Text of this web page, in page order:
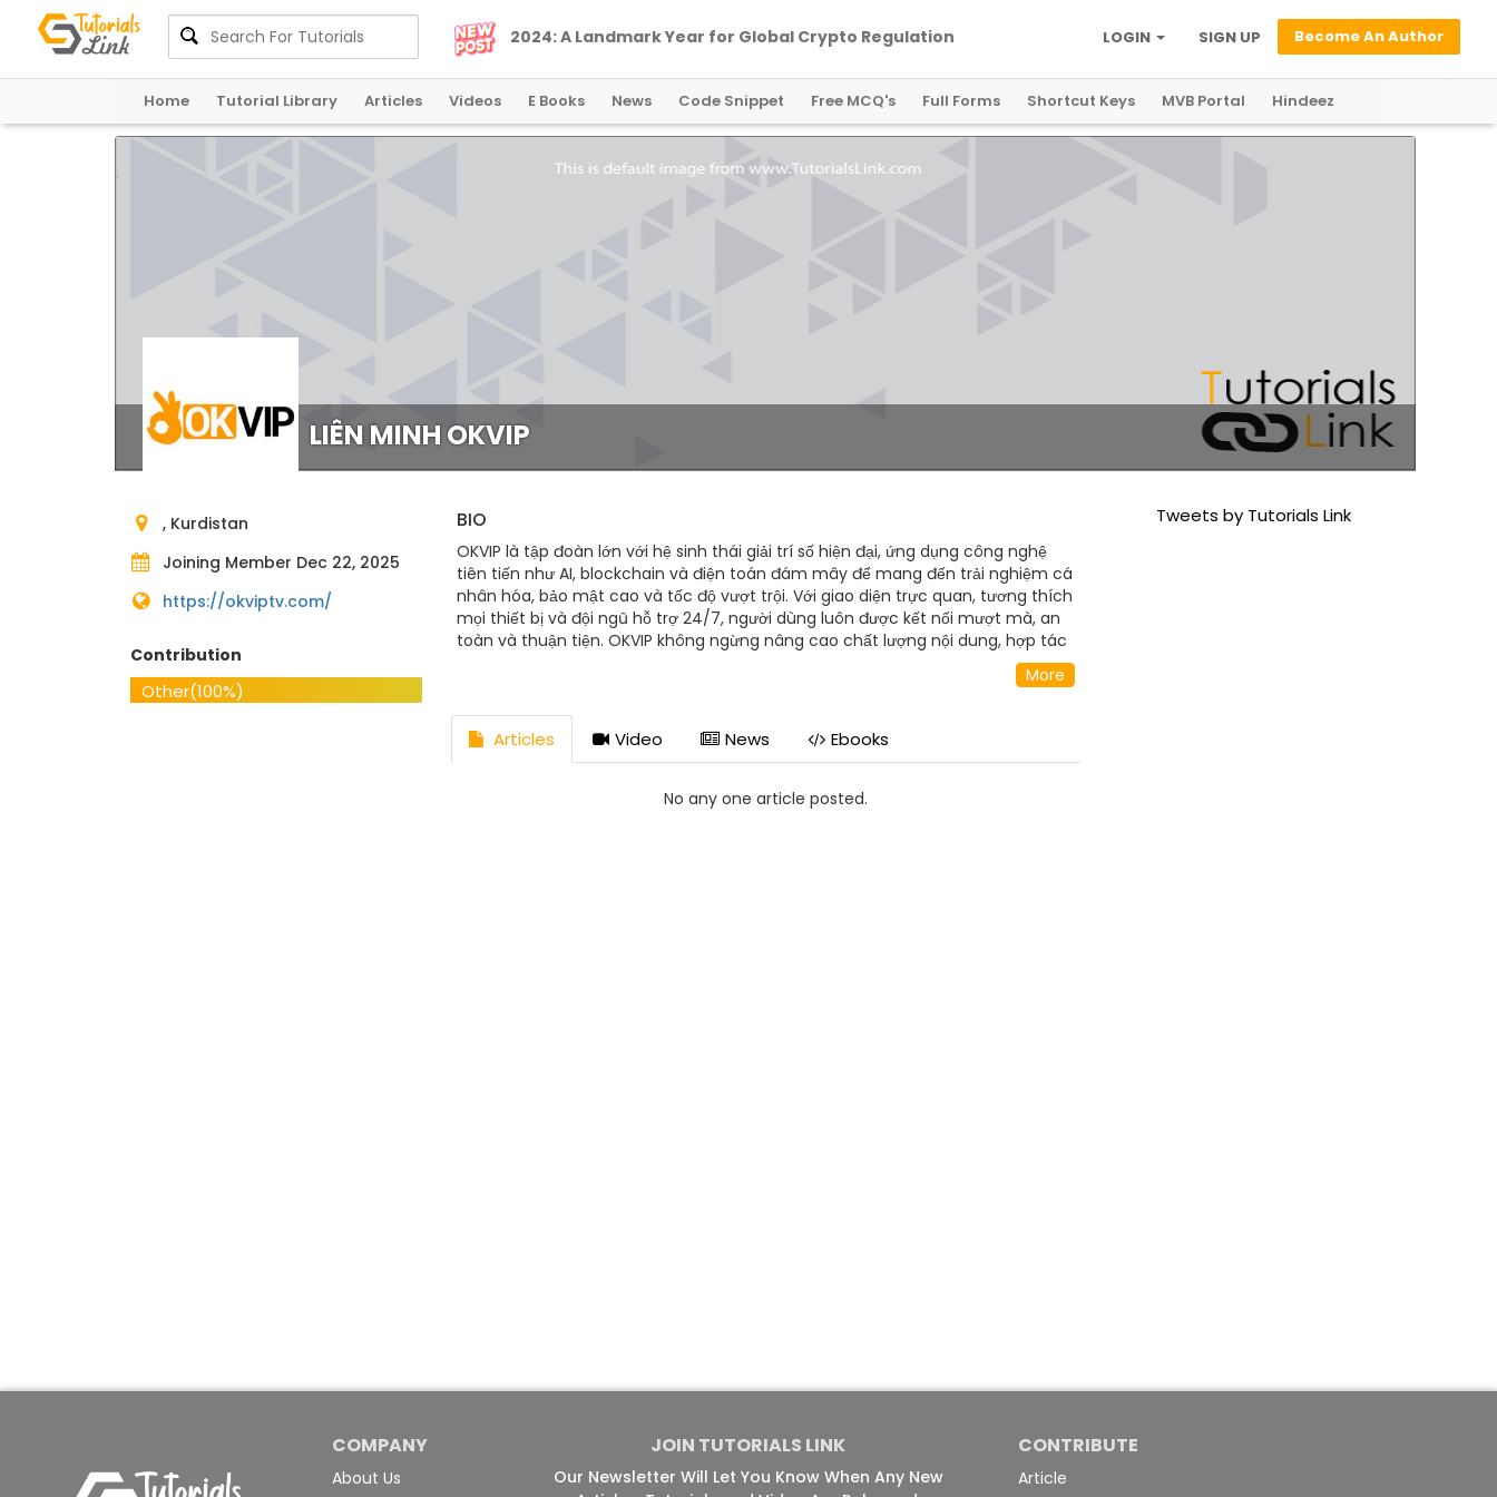
2024: A Landmark Year for Global Crypto Regulation Become An Author
SIGN UP
LOGIN
Home Tutorial Library Articles Videos E Books News Code Snippet Free MCQ's Full Forms Shortcut Keys MVB Portal Hindeez
LIÊN MINH OKVIP
, Kurdistan
Joining Member Dec 22, 2025
https://okviptv.com/
Contribution
Other(100%)
BIO
OKVIP là tập đoàn lớn với hệ sinh thái giải trí số hiện đại, ứng dụng công nghệ
tiên tiến như AI, blockchain và điện toán đám mây để mang đến trải nghiệm cá
nhân hóa, bảo mật cao và tốc độ vượt trội. Với giao diện trực quan, tương thích
mọi thiết bị và đội ngũ hỗ trợ 24/7, người dùng luôn được kết nối mượt mà, an
toàn và thuận tiện. OKVIP không ngừng nâng cao chất lượng nội dung, hợp tác
cùng các đối tác quốc tế uy tín để đảm bảo sự minh bạch và chuyên nghiệp
trong từng dịch vụ. Trải nghiệm tại OKVIP là hành trình số trọn vẹn, giàu cảm
Tân Bình, Hồ Chí Minh Phone: 0342111299 Mail: infor.okviptv@gmail.com Website:
https://okviptv.com/ Tags: #okvip #lien_minh_okvip #tap_doan_okvip
https://www.youtube.com/@okviptvcom1 https://twitter.com/okviptvcom1
More
Articles Video News Ebooks
No any one article posted.
Tweets by Tutorials Link
COMPANY
About Us
JOIN TUTORIALS LINK
Our Newsletter Will Let You Know When Any New
CONTRIBUTE
Article